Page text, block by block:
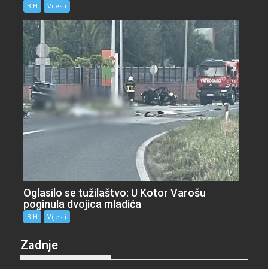
BiH Vijesti
Oglasilo se tužilaštvo: U Kotor Varošu
poginula dvojica mladića
BiH Vijesti
Zadnje